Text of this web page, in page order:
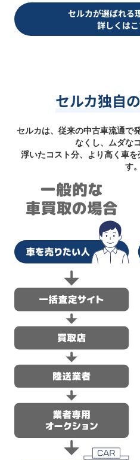
セルカが選ばれる
詳しくは
セルカ独自
セルカは、従来の中古車流通で
なくし、ムダな
浮いたコスト分、より高く車
す。